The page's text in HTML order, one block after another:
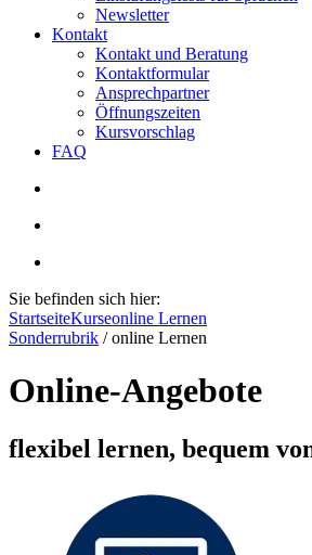
Newsletter
Kontakt
Kontakt und Beratung
Kontaktformular
Ansprechpartner
Öffnungszeiten
Kursvorschlag
FAQ
Sie befinden sich hier:
StartseiteKurseonline Lernen
Sonderrubrik /online Lernen
Online-Angebote
flexibel lernen, bequem